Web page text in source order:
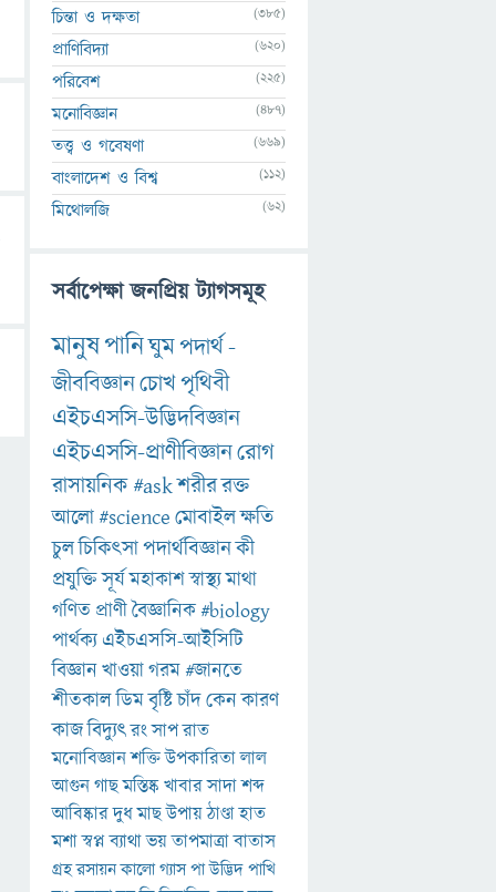
চিন্তা ও দক্ষতা (385)
প্রাণিবিদ্যা (620)
পরিবেশ (225)
মনোবিজ্ঞান (487)
তত্ত্ব ও গবেষণা (669)
বাংলাদেশ ও বিশ্ব (112)
মিথোলজি (62)
সর্বাপেক্ষা জনপ্রিয় ট্যাগসমূহ
মানুষপানিঘুমপদার্থ-
জীববিজ্ঞানচোখপৃথিবী
এইচএসসি-উদ্ভিদবিজ্ঞান
এইচএসসি-প্রাণীবিজ্ঞানরোগ
রাসায়নিক#askশরীররক্ত
আলো#scienceমোবাইলক্ষতি
চুলচিকিৎসাপদার্থবিজ্ঞানকী
প্রযুক্তিসূর্যমহাকাশস্বাস্থ্যমাথা
গণিত প্রাণীবৈজ্ঞানিক#biology
পার্থক্য এইচএসসি-আইসিটি
বিজ্ঞানখাওয়াগরম#জানতে
শীতকালডিমবৃষ্টিচাঁদকেনকারণ
কাজবিদ্যুৎরংসাপরাত
মনোবিজ্ঞানশক্তিউপকারিতালাল
আগুনগাছমস্তিষ্কখাবারসাদাশব্দ
আবিষ্কারদুধমাছউপায়ঠাণ্ডাহাত
মশাস্বপ্নব্যাথাভয়তাপমাত্রাবাতাস
গ্রহরসায়নকালোগ্যাসপাউদ্ভিদপাখি